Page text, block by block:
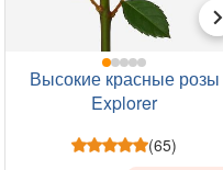
Высокие красные розы
Explorer
(65)